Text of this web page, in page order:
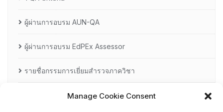
Manage Cookie Consent
ผู้ผ่านการอบรม AUN-QA
ผู้ผ่านการอบรม EdPEx Assessor
รายชื่อกรรมการเยี่ยมสำรวจภาควิชา